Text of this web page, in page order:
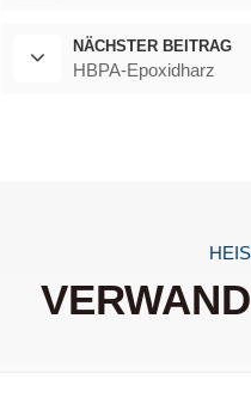
NÄCHSTER BEITRAG
HBPA-Epoxidharz